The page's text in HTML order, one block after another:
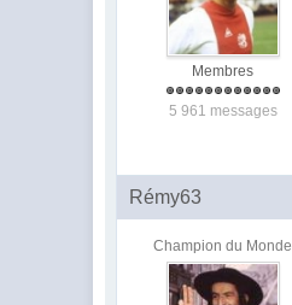
Membres
5 961 messages
Rémy63
Champion du Monde